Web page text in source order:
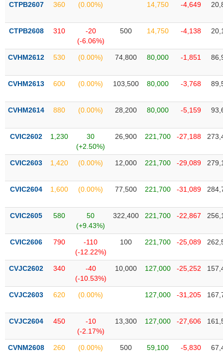
CTPB2607 360 (0.00%) 14,750 -4,649
CTPB2608 310
-20
(-6.06%)
500 14,750 -4,138
CVHM2612 530 (0.00%) 74,800 80,000 -1,851
CVHM2613 600 (0.00%) 103,500 80,000 -3,768
CVHM2614 880 (0.00%) 28,200 80,000 -5,159
CVIC2602 1,230
30
(+2.50%)
26,900 221,700 -27,188
CVIC2603 1,420 (0.00%) 12,000 221,700 -29,089
CVIC2604 1,600 (0.00%) 77,500 221,700 -31,089
CVIC2605 580
50
(+9.43%)
322,400 221,700 -22,867
CVIC2606 790
-110
(-12.22%)
100 221,700 -25,089
CVJC2602 340
-40
(-10.53%)
10,000 127,000 -25,252
CVJC2603 620 (0.00%) 127,000 -31,205
CVJC2604 450
-10
(-2.17%)
13,300 127,000 -27,606
CVNM2608 260 (0.00%) 500 59,100 -5,830
phân
tích
Thuật
ngữ
vụ
(-)
tạo
Công
đầu
tư